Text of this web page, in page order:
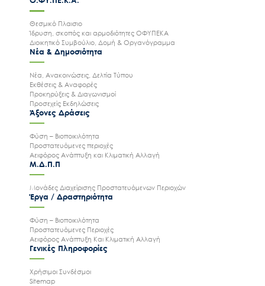
Θεσμικό Πλαισιο
Ίδρυση, σκοπός και αρμοδιότητες ΟΦΥΠΕΚΑ
Διοικητικό Συμβούλιο, Δομή & Οργανόγραμμα
Νέα & Δημοσιότητα
Νέα, Ανακοινώσεις, Δελτία Τύπου
Εκθέσεις & Αναφορές
Προκηρύξεις & Διαγωνισμοί
Προσεχείς Εκδηλώσεις
Άξονες Δράσεις
Φύση – Βιοποικιλότητα
Προστατευόμενες περιοχές
Αειφόρος Ανάπτυξη και Κλιματική Αλλαγή
Μ.Δ.Π.Π
Μονάδες Διαχείρισης Προστατευόμενων Περιοχών
Έργα / Δραστηριότητα
Φύση – Βιοποικιλότητα
Προστατευόμενες Περιοχές
Αειφόρος Ανάπτυξη Και Κλιματική Αλλαγή
Γενικές Πληροφορίες
Χρήσιμοι Συνδέσμοι
Sitemap